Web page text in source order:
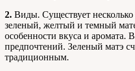
2. Виды. Существует
зеленый, желтый и темный
особенности вкуса и аромата.
предпочтений. Зеленый матэ
традиционным.